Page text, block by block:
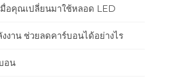
มื่อคุณเปลี่ยนมาใช้หลอด LED
งาน ช่วยลดคาร์บอนได้อย่างไร
อน